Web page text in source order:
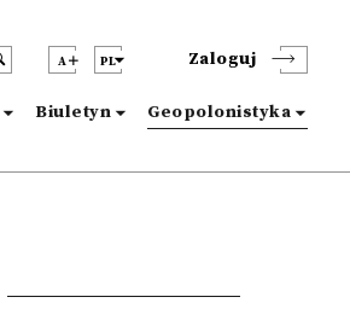
A PL Zaloguj
Biuletyn Geopolonistyka